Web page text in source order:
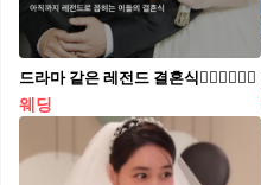
드라마 같은 레전드 결혼식👰🏻‍♀️🤵🏻‍♂️
웨딩